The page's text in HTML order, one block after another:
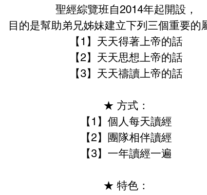
聖經綜覽班自2014年起開設，
目的是幫助弟兄姊妹建立下列三個重要的
【1】天天得著上帝的話
【2】天天思想上帝的話
【3】天天禱讀上帝的話
★ 方式：
【1】個人每天讀經
【2】團隊相伴讀經
【3】一年讀經一遍
★ 特色：